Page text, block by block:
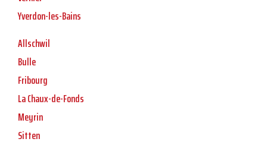
Yverdon-les-Bains
Allschwil
Bulle
Fribourg
La Chaux-de-Fonds
Meyrin
Sitten